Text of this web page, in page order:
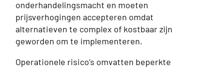
onderhandelingsmacht en moeten
prijsverhogingen accepteren omdat
alternatieven te complex of kostbaar zijn
geworden om te implementeren.
Operationele risico’s omvatten beperkte